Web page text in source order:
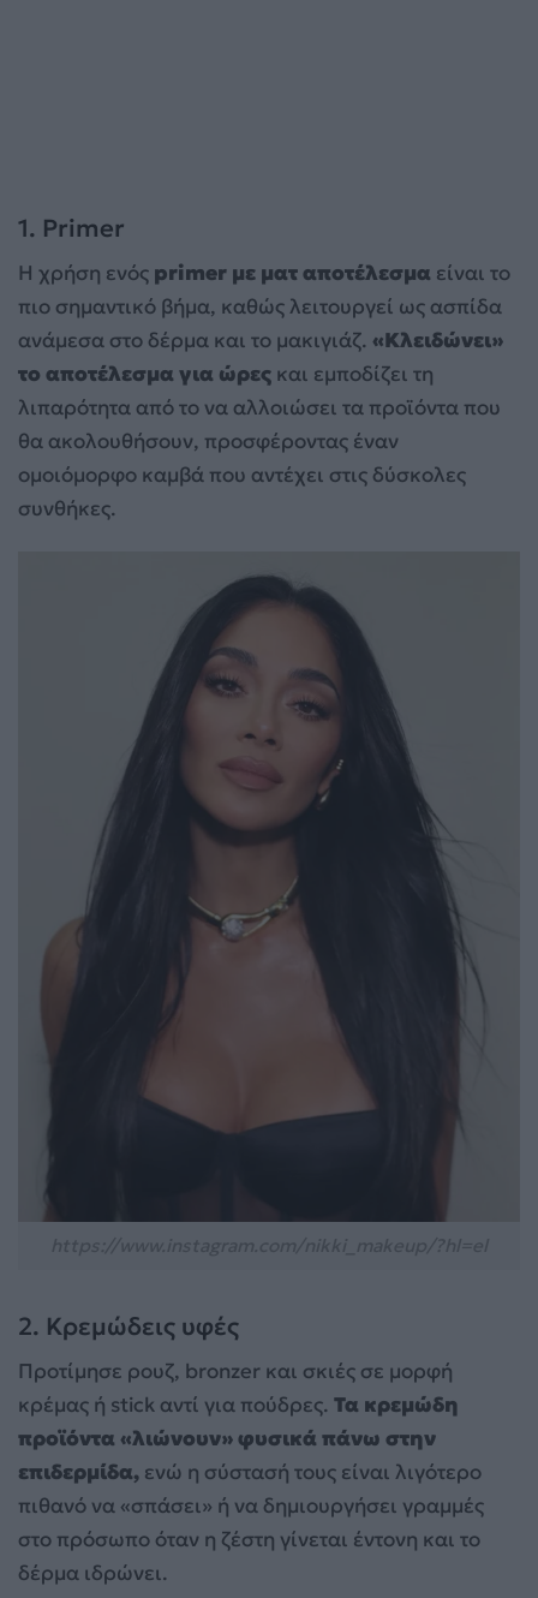
1. Primer
Η χρήση ενός primer με ματ αποτέλεσμα είναι το
πιο σημαντικό βήμα, καθώς λειτουργεί ως ασπίδα
ανάμεσα στο δέρμα και το μακιγιάζ. «Κλειδώνει»
το αποτέλεσμα για ώρες και εμποδίζει τη
λιπαρότητα από το να αλλοιώσει τα προϊόντα που
θα ακολουθήσουν, προσφέροντας έναν
ομοιόμορφο καμβά που αντέχει στις δύσκολες
συνθήκες.
2. Κρεμώδεις υφές
Προτίμησε ρουζ, bronzer και σκιές σε μορφή
κρέμας ή stick αντί για πούδρες. Τα κρεμώδη
προϊόντα «λιώνουν» φυσικά πάνω στην
επιδερμίδα, ενώ η σύστασή τους είναι λιγότερο
πιθανό να «σπάσει» ή να δημιουργήσει γραμμές
στο πρόσωπο όταν η ζέστη γίνεται έντονη και το
δέρμα ιδρώνει.